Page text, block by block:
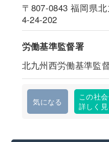
〒807-0843 福岡県
4-24-202
労働基準監督署
北九州西労働基準監
気になる
この社
詳しく